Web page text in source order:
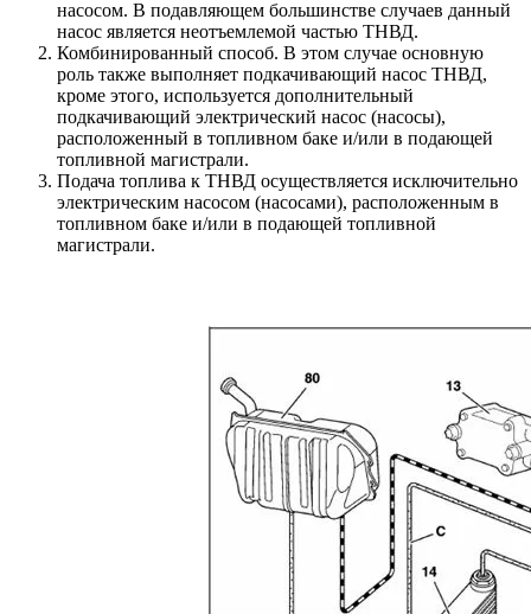
насосом. В подавляющем большинстве случаев данный
насос является неотъемлемой частью ТНВД.
Комбинированный способ. В этом случае основную
роль также выполняет подкачивающий насос ТНВД,
кроме этого, используется дополнительный
подкачивающий электрический насос (насосы),
расположенный в топливном баке и/или в подающей
топливной магистрали.
Подача топлива к ТНВД осуществляется исключительно
электрическим насосом (насосами), расположенным в
топливном баке и/или в подающей топливной
магистрали.